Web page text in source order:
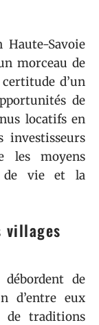
Savoie
morceau de
d’un
de
locatifs en
les moyens
de vie et la
villages
de
d’entre eux
de traditions